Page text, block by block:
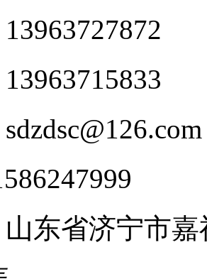
东省济宁市嘉